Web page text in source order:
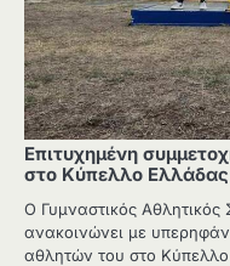
Επιτυχημένη
στο Κύπελλο
Ο Γυμναστικός
ανακοινώνει με
αθλητών του στο